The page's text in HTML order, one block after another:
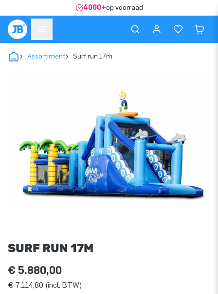
4000+op voorraad
Assortiment Surf run 17m
SURF RUN 17M
€ 5.880,00
€ 7.114,80 (incl. BTW)